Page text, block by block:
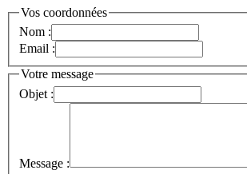
Vos coordonnées
Nom :
Email :
Votre message
Objet :
Message :